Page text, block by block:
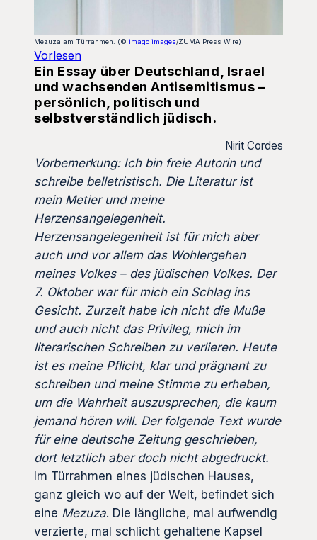
Mezuza am Türrahmen. (© imago images/ZUMA Press Wire)
Vorlesen
Ein Essay über Deutschland, Israel
und wachsenden Antisemitismus –
persönlich, politisch und
selbstverständlich jüdisch.
Nirit Cordes
Vorbemerkung: Ich bin freie Autorin und
schreibe belletristisch. Die Literatur ist
mein Metier und meine
Herzensangelegenheit.
Herzensangelegenheit ist für mich aber
auch und vor allem das Wohlergehen
meines Volkes – des jüdischen Volkes. Der
7. Oktober war für mich ein Schlag ins
Gesicht. Zurzeit habe ich nicht die Muße
und auch nicht das Privileg, mich im
literarischen Schreiben zu verlieren. Heute
ist es meine Pflicht, klar und prägnant zu
schreiben und meine Stimme zu erheben,
um die Wahrheit auszusprechen, die kaum
jemand hören will. Der folgende Text wurde
für eine deutsche Zeitung geschrieben,
dort letztlich aber doch nicht abgedruckt.
Im Türrahmen eines jüdischen Hauses,
ganz gleich wo auf der Welt, befindet sich
eine Mezuza. Die längliche, mal aufwendig
verzierte, mal schlicht gehaltene Kapsel